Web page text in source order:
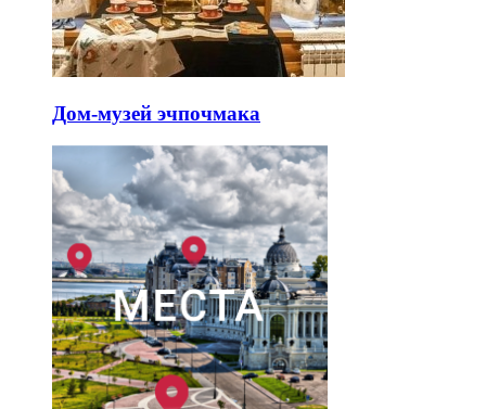
Дом-музей эчпочмака